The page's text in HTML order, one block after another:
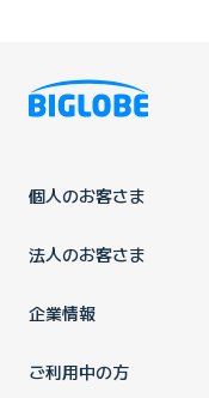
個人のお客さま
法人のお客さま
企業情報
ご利用中の方